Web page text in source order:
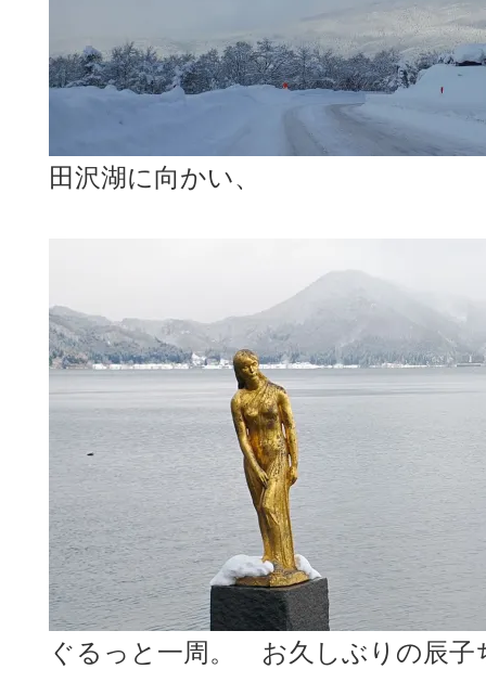
田沢湖に向かい、
ぐるっと一周。 お久しぶりの辰子